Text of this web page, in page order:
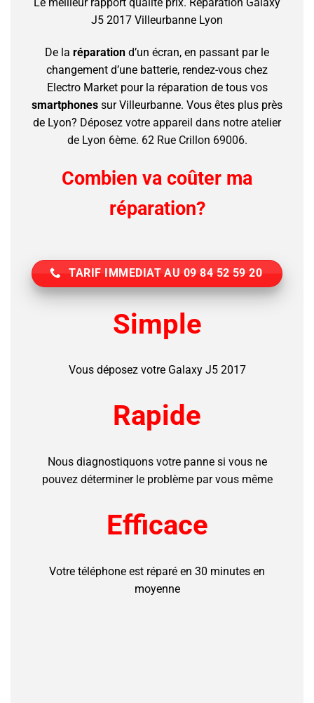
Le meilleur rapport qualité prix. Réparation Galaxy
J5 2017 Villeurbanne Lyon
De la réparation d’un écran, en passant par le
changement d’une batterie, rendez-vous chez
Electro Market pour la réparation de tous vos
smartphones sur Villeurbanne. Vous êtes plus près
de Lyon? Déposez votre appareil dans notre atelier
de Lyon 6ème. 62 Rue Crillon 69006.
Combien va coûter ma
réparation?
TARIF IMMEDIAT AU 09 84 52 59 20
Simple
Vous déposez votre Galaxy J5 2017
Rapide
Nous diagnostiquons votre panne si vous ne
pouvez déterminer le problème par vous même
Efficace
Votre téléphone est réparé en 30 minutes en
moyenne